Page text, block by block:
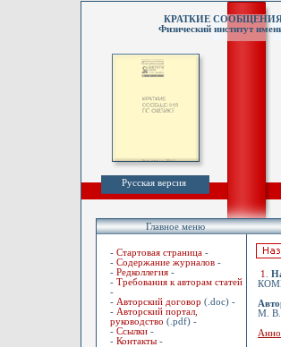
КРАТКИЕ
Физический институт
Русская версия
Главное меню
- Стартовая страница -
- Содержание журналов -
- Редколлегия -
- Требования к авторам статей
-
- Авторский договор (.doc) -
- Авторский портал,
руководство (.pdf) -
- Ссылки -
- Контакты -
1
М. В.